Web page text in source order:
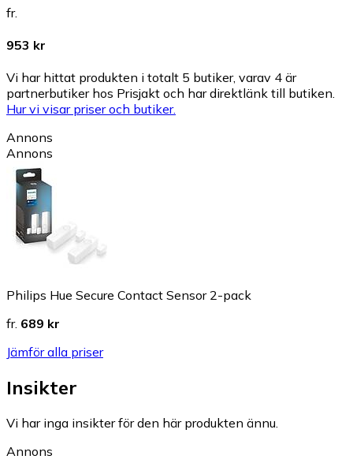
fr.
953 kr
Vi har hittat produkten i totalt 5 butiker, varav 4 är
partnerbutiker hos Prisjakt och har direktlänk till butiken.
Hur vi visar priser och butiker.
Annons
Annons
Philips Hue Secure Contact Sensor 2-pack
fr. 689 kr
Jämför alla priser
Insikter
Vi har inga insikter för den här produkten ännu.
Annons